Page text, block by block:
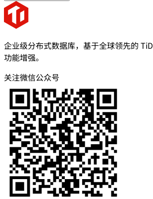
企业级分布式数据库，基于全球领先的
功能增强。
关注微信公众号